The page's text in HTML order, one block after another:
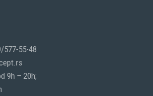
577-55-48
9h – 20h;